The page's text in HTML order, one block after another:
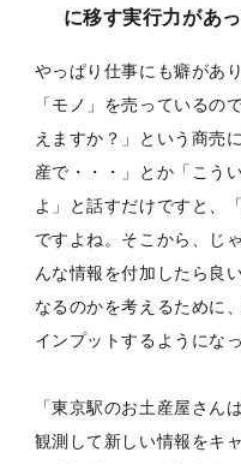
に移す実行力があ
やっぱり仕事にも癖があ
「モノ」を売っているの
えますか？」という商売
産で・・・」とか「こう
よ」と話すだけですと、
ですよね。そこから、じ
んな情報を付加したら良
なるのかを考えるために
インプットするようにな
「東京駅のお土産屋さん
観測して新しい情報をキ